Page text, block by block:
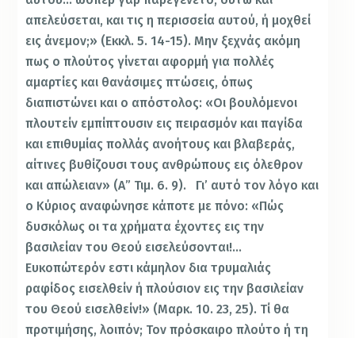
απελεύσεται, και τις η περισσεία αυτού, ή μοχθεί
εις άνεμον;» (Εκκλ. 5. 14-15). Μην ξεχνάς ακόμη
πως ο πλούτος γίνεται αφορμή για πολλές
αμαρτίες και θανάσιμες πτώσεις, όπως
διαπιστώνει και ο απόστολος: «Οι βουλόμενοι
πλουτείν εμπίπτουσιν εις πειρασμόν και παγίδα
και επιθυμίας πολλάς ανοήτους και βλαβεράς,
αίτινες βυθίζουσι τους ανθρώπους εις όλεθρον
και απώλειαν» (Α” Τιμ. 6. 9). Γι’ αυτό τον λόγο και
ο Κύριος αναφώνησε κάποτε με πόνο: «Πώς
δυσκόλως οι τα χρήματα έχοντες εις την
βασιλείαν του Θεού εισελεύσονται!…
Ευκοπώτερόν εστι κάμηλον δια τρυμαλιάς
ραφίδος εισελθείν ή πλούσιον εις την βασιλείαν
του Θεού εισελθείν!» (Μαρκ. 10. 23, 25). Τί θα
προτιμήσης, λοιπόν; Τον πρόσκαιρο πλούτο ή τη